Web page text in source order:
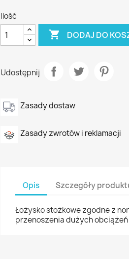
Ilość
 DODAJ DO
Udostępnij
Zasady dostaw
Zasady zwrotów i reklamacji
Opis Szczegóły
Łożysko stożkowe zgodne z
przenoszenia dużych